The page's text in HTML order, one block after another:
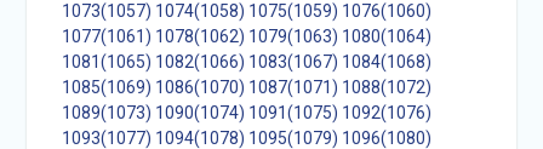
1073(1057) 1074(1058) 1075(1059) 1076(1060)
1077(1061) 1078(1062) 1079(1063) 1080(1064)
1081(1065) 1082(1066) 1083(1067) 1084(1068)
1085(1069) 1086(1070) 1087(1071) 1088(1072)
1089(1073) 1090(1074) 1091(1075) 1092(1076)
1093(1077) 1094(1078) 1095(1079) 1096(1080)